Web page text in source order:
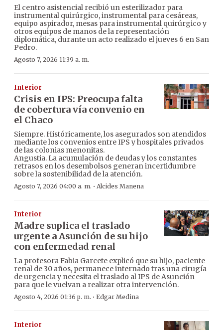
El centro asistencial recibió un esterilizador para
instrumental quirúrgico, instrumental para cesáreas,
equipo aspirador, mesas para instrumental quirúrgico y
otros equipos de manos de la representación
diplomática, durante un acto realizado el jueves 6 en San
Pedro.
Agosto 7, 2026 11:39 a. m.
Interior
Crisis en IPS: Preocupa falta
de cobertura vía convenio en
el Chaco
Siempre. Históricamente, los asegurados son atendidos
mediante los convenios entre IPS y hospitales privados
de las colonias menonitas.
Angustia. La acumulación de deudas y los constantes
retrasos en los desembolsos generan incertidumbre
sobre la sostenibilidad de la atención.
Agosto 7, 2026 04:00 a. m. · Alcides Manena
Interior
Madre suplica el traslado
urgente a Asunción de su hijo
con enfermedad renal
La profesora Fabia Garcete explicó que su hijo, paciente
renal de 30 años, permanece internado tras una cirugía
de urgencia y necesita el traslado al IPS de Asunción
para que le vuelvan a realizar otra intervención.
Agosto 4, 2026 01:36 p. m. · Edgar Medina
Interior